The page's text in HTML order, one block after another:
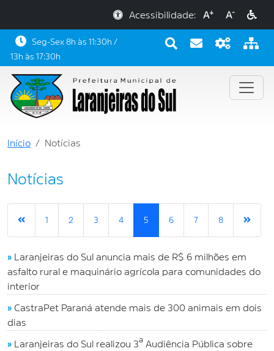
Acessibilidade: A+ A-
Seg-Sex 8h às 11:30h /
13h às 17:30h
Início Notícias
Notícias
1 2 3 4 5 6 7 8
»
Laranjeiras do Sul anuncia mais de R$ 6 milhões em
asfalto rural e maquinário agrícola para comunidades do
interior
» CastraPet Paraná atende mais de 300 animais em dois
dias
»
Laranjeiras do Sul realizou 3ª Audiência Pública sobre